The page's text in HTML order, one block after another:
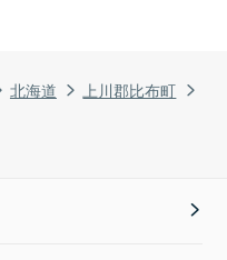
北海道
上川郡比布町